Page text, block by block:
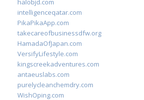
halobjd.com
intelligenceqatar.com
PikaPikaApp.com
takecareofbusinessdfw.org
HamadaOfJapan.com
VersifyLifestyle.com
kingscreekadventures.com
antaeuslabs.com
purelycleanchemdry.com
WishOping.com